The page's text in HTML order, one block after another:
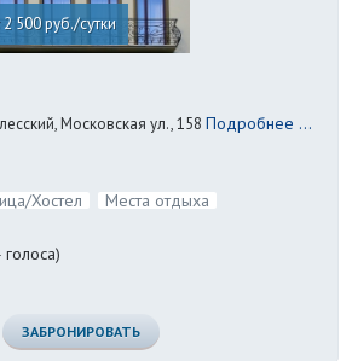
2 500 руб./сутки
Московская ул., 158 Подробнее ...
Хостел
Места отдыха
голоса)
ЗАБРОНИРОВАТЬ